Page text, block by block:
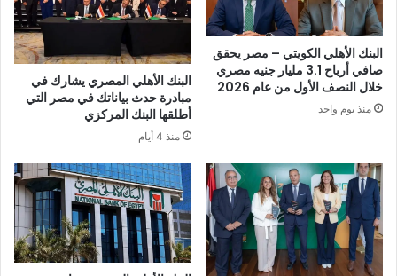
البنك الأهلي الكويتي – مصر يحقق
صافي أرباح 3.1 مليار جنيه مصري
خلال النصف الأول من عام 2026
منذ يوم واحد
البنك الأهلي المصري يشارك في
مبادرة حدث بياناتك في مصر التي
أطلقها البنك المركزي
منذ 4 أيام